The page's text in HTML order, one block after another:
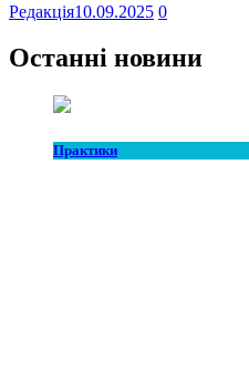
Редакція10.09.2025 0
Останні новини
Практики